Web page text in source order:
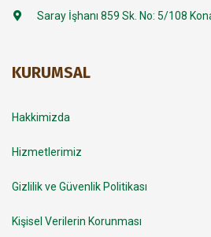
Saray İşhanı 859 Sk. No: 5/108
KURUMSAL
Hakkimizda
Hizmetlerimiz
Gizlilik ve Güvenlik Politikası
Kişisel Verilerin Korunması